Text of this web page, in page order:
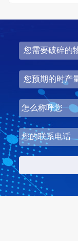
湖北省梦皓矿业
项目坐标
湖北省荆州市
项目业主
梦皓矿业